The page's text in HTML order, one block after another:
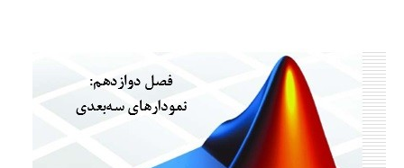
pdetool
متلب